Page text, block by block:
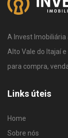
A Invest
Alto Vale do Itajaí
para compra,
Links úteis
Home
Sobre nós